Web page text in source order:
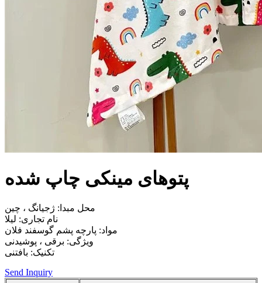
پتوهای مینکی چاپ شده
محل مبدا: ژجیانگ ، چین
نام تجاری: لیلا
مواد: پارچه پشم گوسفند فلان
ویژگی: برقی ، پوشیدنی
تکنیک: بافتنی
Send Inquiry